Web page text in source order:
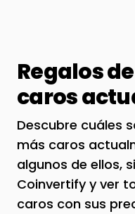
Regalos de
caros
Descubre cuáles
más caros
algunos de ellos,
Coinvertify y ver
caros con sus